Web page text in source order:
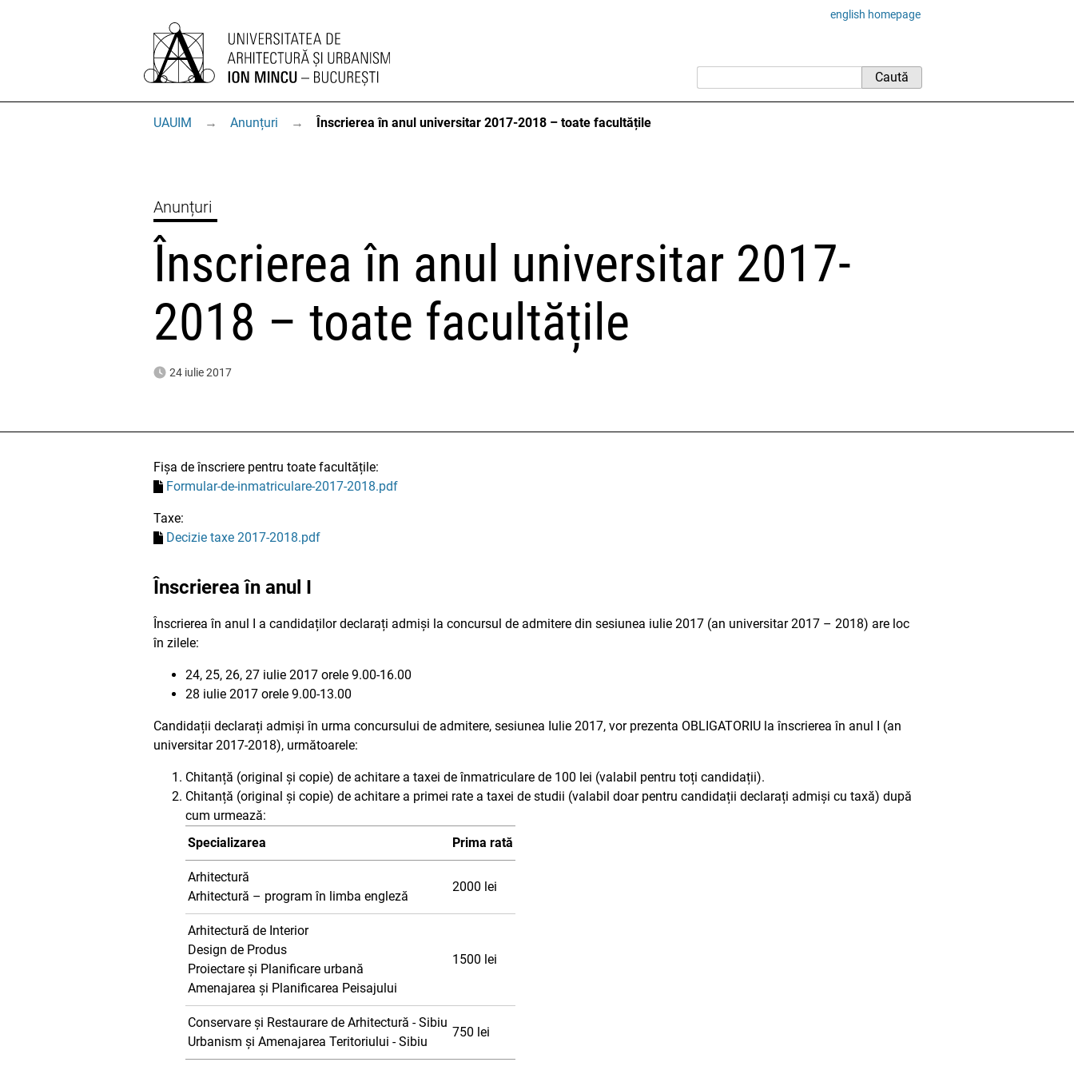
english homepage
UAUIM → Anunțuri → Înscrierea în anul universitar 2017-2018 – toate facultățile
Anunțuri
Înscrierea în anul universitar 2017-
2018 – toate facultățile
24 iulie 2017
Fișa de înscriere pentru toate facultățile:
Formular-de-inmatriculare-2017-2018.pdf
Taxe:
Decizie taxe 2017-2018.pdf
Înscrierea în anul I
Înscrierea în anul I a candidaților declarați admiși la concursul de admitere din sesiunea iulie 2017 (an universitar 2017 – 2018) are loc
în zilele:
24, 25, 26, 27 iulie 2017 orele 9.00-16.00
28 iulie 2017 orele 9.00-13.00
Candidații declarați admiși în urma concursului de admitere, sesiunea Iulie 2017, vor prezenta OBLIGATORIU la înscrierea în anul I (an
universitar 2017-2018), următoarele:
Chitanță (original și copie) de achitare a taxei de înmatriculare de 100 lei (valabil pentru toți candidații).
Chitanță (original și copie) de achitare a primei rate a taxei de studii (valabil doar pentru candidații declarați admiși cu taxă) după
cum urmează:
Specializarea
Prima rată
Arhitectură
Arhitectură – program în limba engleză
2000 lei
Arhitectură de Interior
Design de Produs
Proiectare și Planificare urbană
Amenajarea și Planificarea Peisajului
1500 lei
Conservare și Restaurare de Arhitectură - Sibiu
Urbanism și Amenajarea Teritoriului - Sibiu
750 lei